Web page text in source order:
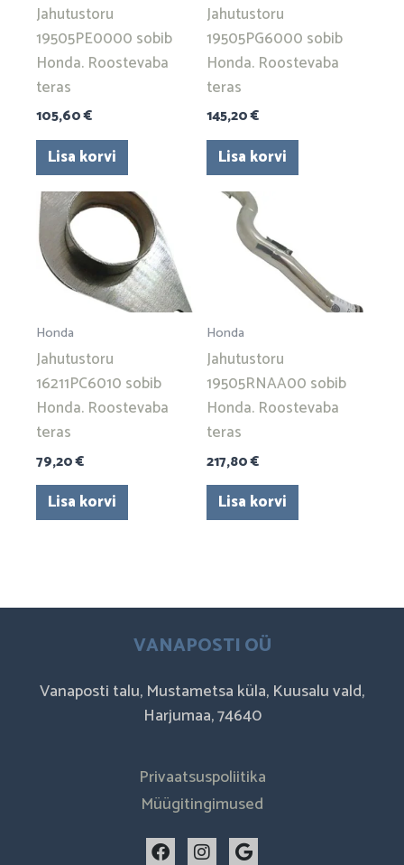
Jahutustoru
19505PE0000 sobib
Honda. Roostevaba
teras
105,60€
Lisa korvi
Jahutustoru
19505PG6000 sobib
Honda. Roostevaba
teras
145,20€
Lisa korvi
Honda
Jahutustoru
16211PC6010 sobib
Honda. Roostevaba
teras
79,20€
Lisa korvi
Honda
Jahutustoru
19505RNAA00 sobib
Honda. Roostevaba
teras
217,80€
Lisa korvi
VANAPOSTI OÜ
Vanaposti talu, Mustametsa küla, Kuusalu vald,
Harjumaa, 74640
Privaatsuspoliitika
Müügitingimused
F I G